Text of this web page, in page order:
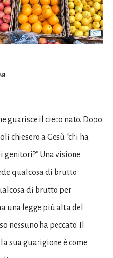
guarisce il cieco nato. Dopo
chiesero a Gesù “chi ha
genitori?” Una visione
qualcosa di brutto
di brutto per
una legge più alta del
nessuno ha peccato. Il
sua guarigione è come